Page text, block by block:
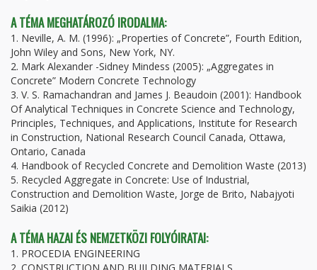
A TÉMA MEGHATÁROZÓ IRODALMA:
1. Neville, A. M. (1996): „Properties of Concrete”, Fourth Edition,
John Wiley and Sons, New York, NY.
2. Mark Alexander -Sidney Mindess (2005): „Aggregates in
Concrete” Modern Concrete Technology
3. V. S. Ramachandran and James J. Beaudoin (2001): Handbook
Of Analytical Techniques in Concrete Science and Technology,
Principles, Techniques, and Applications, Institute for Research
in Construction, National Research Council Canada, Ottawa,
Ontario, Canada
4. Handbook of Recycled Concrete and Demolition Waste (2013)
5. Recycled Aggregate in Concrete: Use of Industrial,
Construction and Demolition Waste, Jorge de Brito, Nabajyoti
Saikia (2012)
A TÉMA HAZAI ÉS NEMZETKÖZI FOLYÓIRATAI:
1. PROCEDIA ENGINEERING